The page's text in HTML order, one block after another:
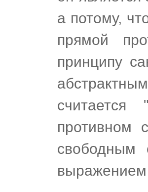
а потому,
прямой
принципу
считается
противном
свободным
выражением